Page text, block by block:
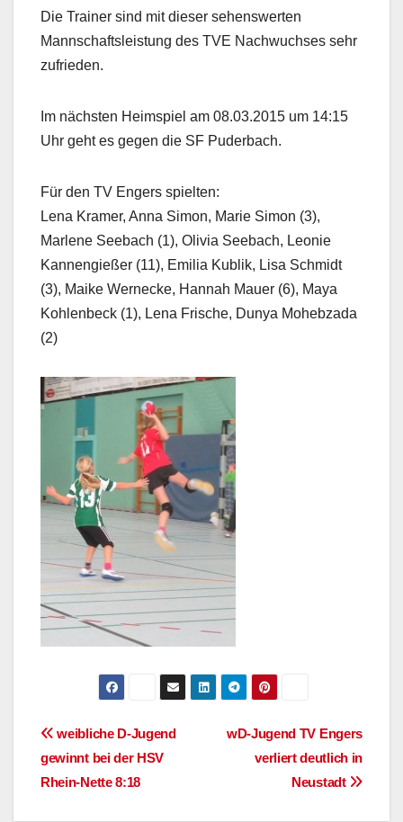
Die Trainer sind mit dieser sehenswerten
Mannschaftsleistung des TVE Nachwuchses sehr
zufrieden.
Im nächsten Heimspiel am 08.03.2015 um 14:15
Uhr geht es gegen die SF Puderbach.
Für den TV Engers spielten:
Lena Kramer, Anna Simon, Marie Simon (3),
Marlene Seebach (1), Olivia Seebach, Leonie
Kannengießer (11), Emilia Kublik, Lisa Schmidt
(3), Maike Wernecke, Hannah Mauer (6), Maya
Kohlenbeck (1), Lena Frische, Dunya Mohebzada
(2)
BeitragsnavigationwD-Jugend TV Engers
verliert deutlich in
Neustadt
weibliche D-Jugend
gewinnt bei der HSV
Rhein-Nette 8:18